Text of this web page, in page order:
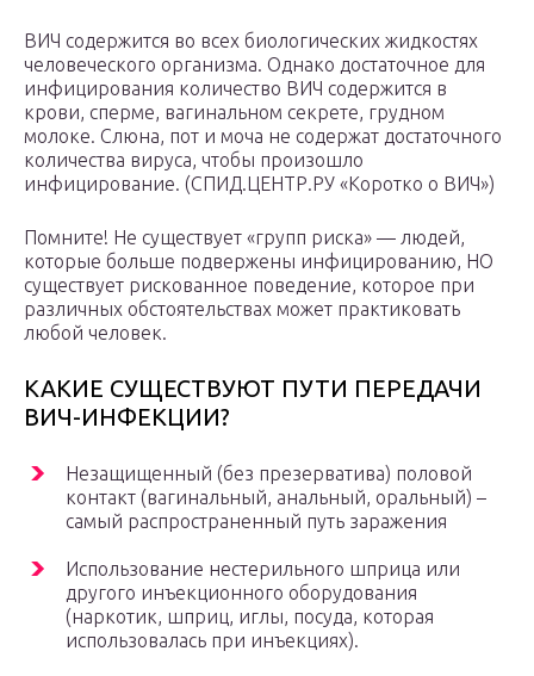
ВИЧ содержится во всех биологических жидкостях
человеческого организма. Однако достаточное для
инфицирования количество ВИЧ содержится в
крови, сперме, вагинальном секрете, грудном
молоке. Слюна, пот и моча не содержат достаточного
количества вируса, чтобы произошло
инфицирование. (СПИД.ЦЕНТР.РУ «Коротко о ВИЧ»)
Помните! Не существует «групп риска» — людей,
которые больше подвержены инфицированию, НО
существует рискованное поведение, которое при
различных обстоятельствах может практиковать
любой человек.
КАКИЕ СУЩЕСТВУЮТ ПУТИ ПЕРЕДАЧИ
ВИЧ-ИНФЕКЦИИ?
Незащищенный (без презерватива) половой
контакт (вагинальный, анальный, оральный) –
самый распространенный путь заражения
Использование нестерильного шприца или
другого инъекционного оборудования
(наркотик, шприц, иглы, посуда, которая
использовалась при инъекциях).